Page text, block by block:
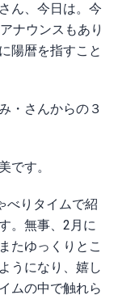
ん、今日は。今
ナウンスもあり
陽暦を指すこと
・さんからの３
です。
べりタイムで紹
。無事、2月に
たゆっくりとこ
うになり、嬉し
ムの中で触れら